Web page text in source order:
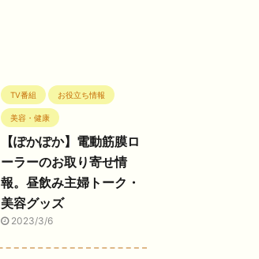
TV番組 お役立ち情報
美容・健康
【ぽかぽか】電動筋膜ロ
ーラーのお取り寄せ情
報。昼飲み主婦トーク・
美容グッズ
2023/3/6